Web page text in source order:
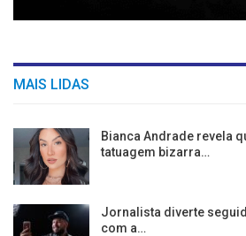
MAIS LIDAS
Bianca Andrade revela
tatuagem bizarra…
Jornalista diverte
com a…